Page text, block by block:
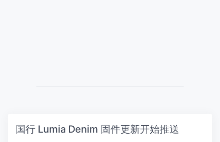
国行 Lumia Denim 固件更新开始推送